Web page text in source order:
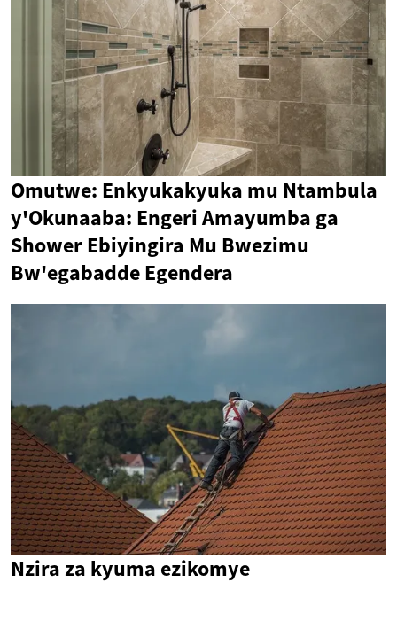
Omutwe: Enkyukakyuka mu Ntambula
y'Okunaaba: Engeri Amayumba ga
Shower Ebiyingira Mu Bwezimu
Bw'egabadde Egendera
Nzira za kyuma ezikomye